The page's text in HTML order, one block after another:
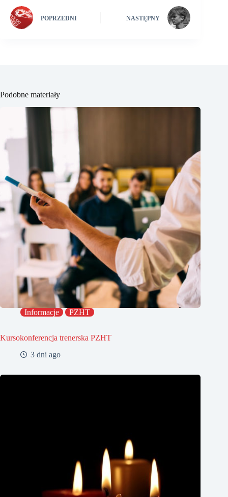
POPRZEDNI NASTĘPNY
Podobne materiały
Informacje PZHT
Kursokonferencja trenerska PZHT
3 dni ago